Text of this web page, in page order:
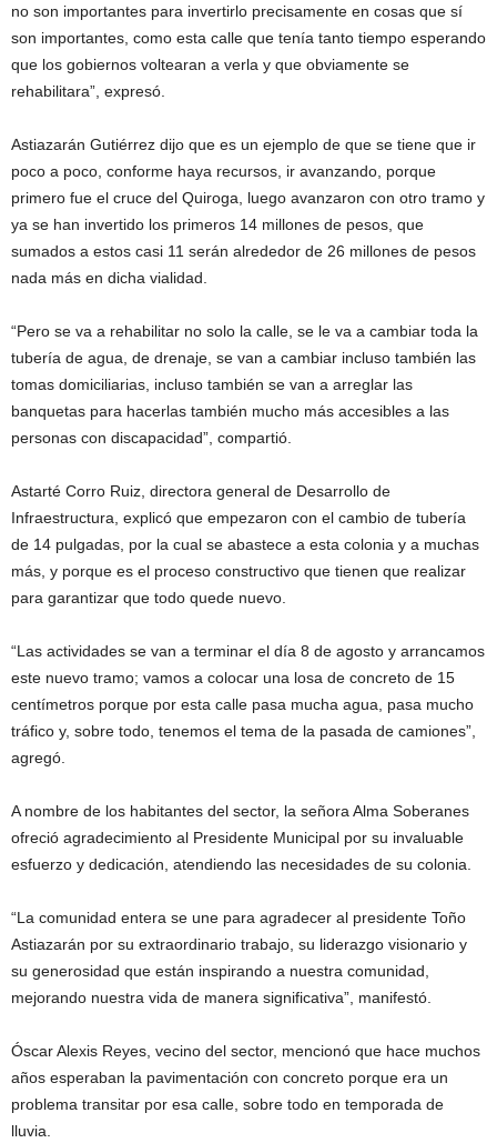
no son importantes para invertirlo precisamente en cosas que sí
son importantes, como esta calle que tenía tanto tiempo esperando
que los gobiernos voltearan a verla y que obviamente se
rehabilitara”, expresó.
Astiazarán Gutiérrez dijo que es un ejemplo de que se tiene que ir
poco a poco, conforme haya recursos, ir avanzando, porque
primero fue el cruce del Quiroga, luego avanzaron con otro tramo y
ya se han invertido los primeros 14 millones de pesos, que
sumados a estos casi 11 serán alrededor de 26 millones de pesos
nada más en dicha vialidad.
“Pero se va a rehabilitar no solo la calle, se le va a cambiar toda la
tubería de agua, de drenaje, se van a cambiar incluso también las
tomas domiciliarias, incluso también se van a arreglar las
banquetas para hacerlas también mucho más accesibles a las
personas con discapacidad”, compartió.
Astarté Corro Ruiz, directora general de Desarrollo de
Infraestructura, explicó que empezaron con el cambio de tubería
de 14 pulgadas, por la cual se abastece a esta colonia y a muchas
más, y porque es el proceso constructivo que tienen que realizar
para garantizar que todo quede nuevo.
“Las actividades se van a terminar el día 8 de agosto y arrancamos
este nuevo tramo; vamos a colocar una losa de concreto de 15
centímetros porque por esta calle pasa mucha agua, pasa mucho
tráfico y, sobre todo, tenemos el tema de la pasada de camiones”,
agregó.
A nombre de los habitantes del sector, la señora Alma Soberanes
ofreció agradecimiento al Presidente Municipal por su invaluable
esfuerzo y dedicación, atendiendo las necesidades de su colonia.
“La comunidad entera se une para agradecer al presidente Toño
Astiazarán por su extraordinario trabajo, su liderazgo visionario y
su generosidad que están inspirando a nuestra comunidad,
mejorando nuestra vida de manera significativa”, manifestó.
Óscar Alexis Reyes, vecino del sector, mencionó que hace muchos
años esperaban la pavimentación con concreto porque era un
problema transitar por esa calle, sobre todo en temporada de
lluvia.